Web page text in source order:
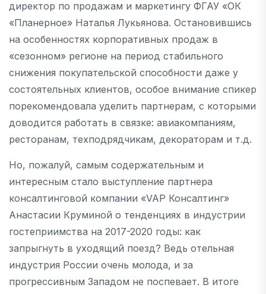
директор по продажам и маркетингу ФГАУ «ОК
«Планерное» Наталья Лукьянова. Остановившись
на особенностях корпоративных продаж в
«сезонном» регионе на период стабильного
снижения покупательской способности даже у
состоятельных клиентов, особое внимание спикер
порекомендовала уделить партнерам, с которыми
доводится работать в связке: авиакомпаниям,
ресторанам, техподрядчикам, декораторам и т.д.
Но, пожалуй, самым содержательным и
интересным стало выступление партнера
консалтинговой компании «VAP Консалтинг»
Анастасии Круминой о тенденциях в индустрии
гостеприимства на 2017-2020 годы: как
запрыгнуть в уходящий поезд? Ведь отельная
индустрия России очень молода, и за
прогрессивным Западом не поспевает. В итоге